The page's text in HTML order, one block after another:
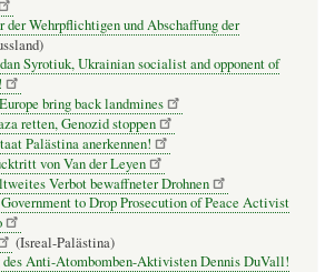
der Wehrpflichtigen und Abschaffung der
Syrotiuk, Ukrainian socialist and opponent of
bring back landmines
retten, Genozid stoppen
Palästina anerkennen!
von Van der Leyen
Verbot bewaffneter Drohnen
to Drop Prosecution of Peace Activist
(Isreal-Palästina)
des Anti-Atombomben-Aktivisten Dennis DuVall!